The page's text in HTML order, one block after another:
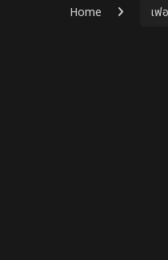
Home เฟ